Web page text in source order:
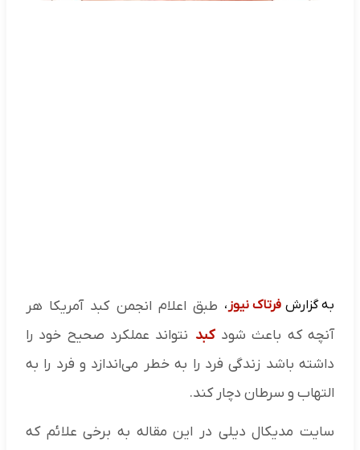
به گزارش فرتاک نیوز ، طبق اعلام انجمن کبد آمریکا هر
آنچه که باعث شودکبد نتواند عملکرد صحیح خود را
داشته باشد زندگی فرد را به خطر می‌اندازد و فرد را به
التهاب و سرطان دچار کند.
سایت مدیکال دیلی در این مقاله به برخی علائم که